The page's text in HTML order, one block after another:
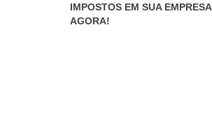
IMPOSTOS EM SUA EMPRESA
AGORA!